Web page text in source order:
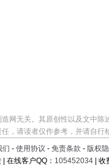
网无关。其原创性以及文中
，请读者仅作参考，并请自行
们 - 使用协议 - 免责条款 - 版权
| 在线客户QQ： 105452034 |